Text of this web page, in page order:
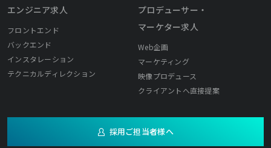
エンジニア求人
フロントエンド
バックエンド
インスタレーション
テクニカルディレクション
プロデューサー・
マーケター求人
Web企画
マーケティング
映像プロデュース
クライアントへ直接提案
採用ご担当者様へ